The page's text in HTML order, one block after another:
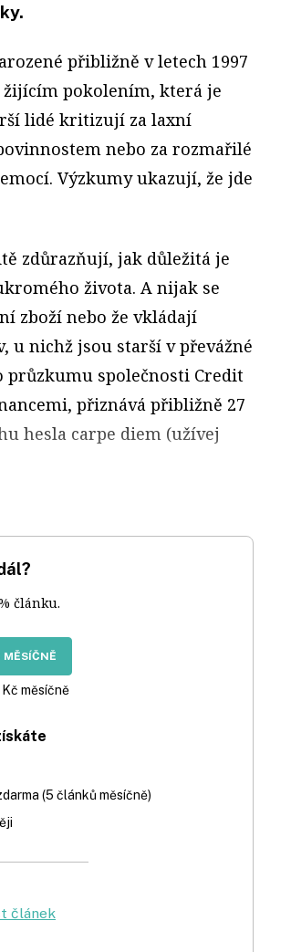
přibližně v letech 1997
žijícím pokolením, která je
lidé kritizují za laxní
nebo za rozmařilé
Výzkumy ukazují, že jde
zdůrazňují, jak důležitá je
života. A nijak se
zboží nebo že vkládají
u nichž jsou starší v převážné
průzkumu společnosti Credit
přiznává přibližně 27
hesla carpe diem (užívej
článku.
měsíčně
(5 článků měsíčně)
článek